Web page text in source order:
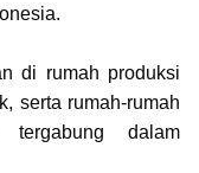
di rumah produksi
serta rumah-rumah
dalam